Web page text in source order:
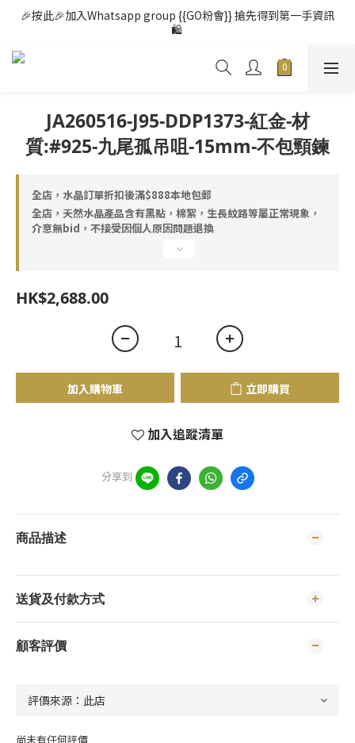
🎉按此🎉加入Whatsapp group {{GO粉會}} 搶先得到第一手資訊
🛍️
JA260516-J95-DDP1373-紅金-材
質:#925-九尾孤吊咀-15mm-不包頸鍊
全店，水晶訂單折扣後滿$888本地包郵
全店，天然水晶產品含有黑點，棉絮，生長紋路等屬正常現象，
介意無bid，不接受因個人原因問題退換
HK$2,688.00
加入購物車 立即購買
加入追蹤清單
分享到
商品描述
送貨及付款方式
顧客評價
尚未有任何評價